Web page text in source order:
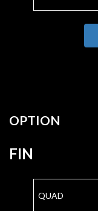
OPTION
FIN
QUAD